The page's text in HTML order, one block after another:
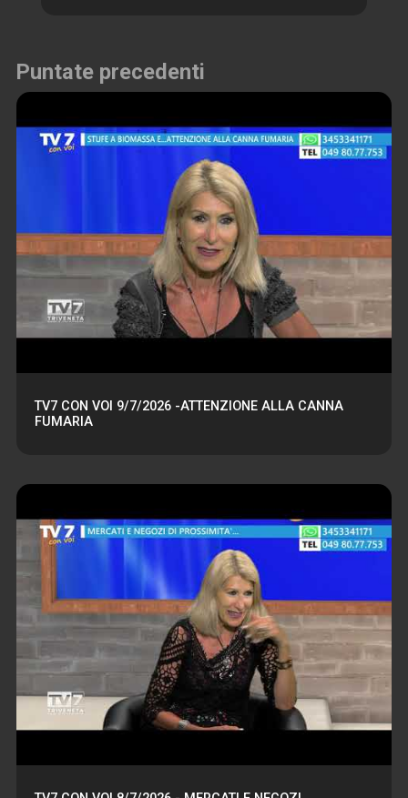
Puntate precedenti
TV7 CON VOI 9/7/2026 -ATTENZIONE ALLA CANNA
FUMARIA